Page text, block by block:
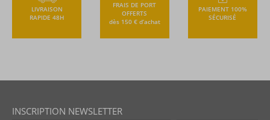
LIVRAISON
RAPIDE 48H
FRAIS DE PORT
OFFERTS
dès 150 € d’achat
PAIEMENT 100%
SÉCURISÉ
INSCRIPTION NEWSLETTER